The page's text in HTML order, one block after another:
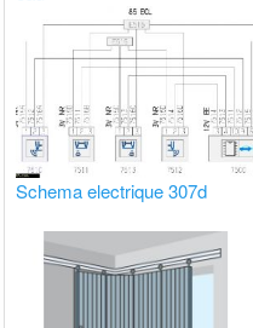
Schema electrique 307d